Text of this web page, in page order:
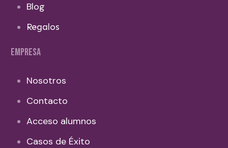
Blog
Regalos
EMPRESA
Nosotros
Contacto
Acceso alumnos
Casos de Éxito